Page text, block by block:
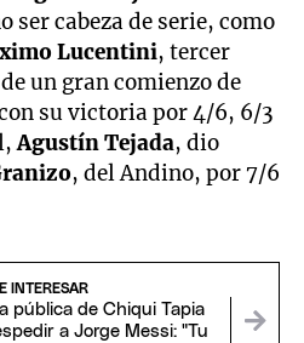
ser cabeza de serie, como
Lucentini, tercer
un gran comienzo de
su victoria por 4/6, 6/3
Agustín Tejada, dio
, del Andino, por 7/6
INTERESAR
pública de Chiqui Tapia
a Jorge Messi: "Tu